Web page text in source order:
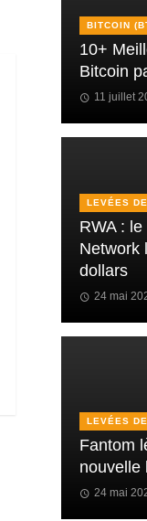
BITCOIN
10+
Bitcoin
11 juillet
LEVÉES
RWA :
Network
dollars
24 mai
LEVÉES
Fantom
nouvelle
24 mai